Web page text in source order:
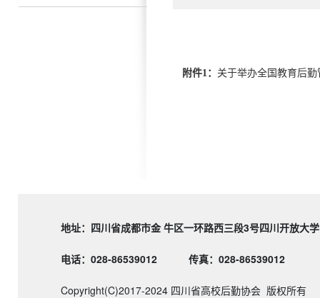
附件1： 关于举办全国教育后
地址：四川省成都市金 牛区一环路西三段3号四
电话：028-86539012 传真：028-86539012
Copyright(C)2017-2024 四川省高校后勤协会 版权所